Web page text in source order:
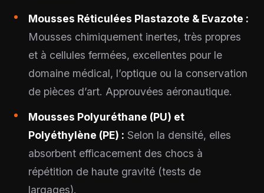
Mousses Réticulées Plastazote & Evazote :
Mousses chimiquement inertes, très propres
et à cellules fermées, excellentes pour le
domaine médical, l’optique ou la conservation
de pièces d’art. Approuvées aéronautique.
Mousses Polyuréthane (PU) et
Polyéthylène (PE) : Selon la densité, elles
absorbent efficacement des chocs à
répétition de haute gravité (tests de
largages).